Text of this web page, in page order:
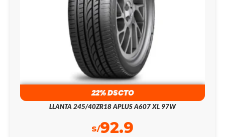
22% DSCTO
LLANTA 245/40ZR18 APLUS A607 XL 97W
S/92.9